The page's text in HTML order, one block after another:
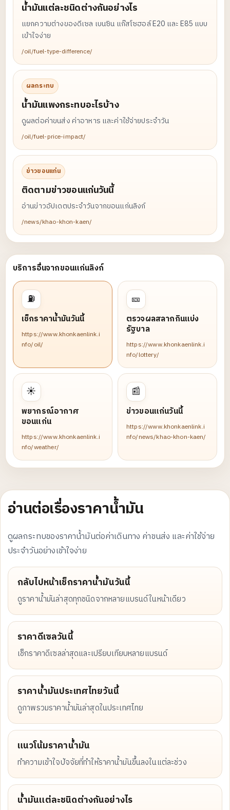
น้ำมันแต่ละชนิดต่างกันอย่างไร
แยกความต่างของดีเซล เบนซิน แก๊สโซฮอล์ E20 และ E85 แบบ
เข้าใจง่าย
/oil/fuel-type-difference/
ผลกระทบ
น้ำมันแพงกระทบอะไรบ้าง
ดูผลต่อค่าขนส่ง ค่าอาหาร และค่าใช้จ่ายประจำวัน
/oil/fuel-price-impact/
ข่าวขอนแก่น
ติดตามข่าวขอนแก่นวันนี้
อ่านข่าวอัปเดตประจำวันจากขอนแก่นลิงก์
/news/khao-khon-kaen/
บริการอื่นจากขอนแก่นลิงก์
⛽
เช็กราคาน้ำมันวันนี้
https://www.khonkaenlink.i
nfo/oil/
🎫
ตรวจผลสลากกินแบ่ง
รัฐบาล
https://www.khonkaenlink.i
nfo/lottery/
☀️
พยากรณ์อากาศ
ขอนแก่น
https://www.khonkaenlink.i
nfo/weather/
📰
ข่าวขอนแก่นวันนี้
https://www.khonkaenlink.i
nfo/news/khao-khon-kaen/
อ่านต่อเรื่องราคาน้ำมัน
ดูผลกระทบของราคาน้ำมันต่อค่าเดินทาง ค่าขนส่ง และค่าใช้จ่าย
ประจำวันอย่างเข้าใจง่าย
กลับไปหน้าเช็กราคาน้ำมันวันนี้
ดูราคาน้ำมันล่าสุดทุกชนิดจากหลายแบรนด์ในหน้าเดียว
ราคาดีเซลวันนี้
เช็กราคาดีเซลล่าสุดและเปรียบเทียบหลายแบรนด์
ราคาน้ำมันประเทศไทยวันนี้
ดูภาพรวมราคาน้ำมันล่าสุดในประเทศไทย
แนวโน้มราคาน้ำมัน
ทำความเข้าใจปัจจัยที่ทำให้ราคาน้ำมันขึ้นลงในแต่ละช่วง
น้ำมันแต่ละชนิดต่างกันอย่างไร